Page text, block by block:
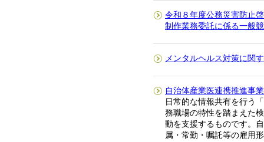
令和８年度公務災害防止
制作業務委託に係る一般
メンタルヘルス対策に関
自治体産業医連携推進事
日常的な情報共有を行う
務職場の特性を踏まえた
動を支援するものです。
属・常勤・嘱託等の雇用